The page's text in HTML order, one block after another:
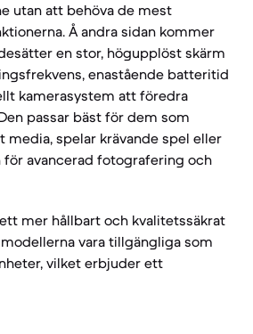
utan att behöva de mest
Å andra sidan kommer
en stor, högupplöst skärm
enastående batteritid
kamerasystem att föredra
passar bäst för dem som
media, spelar krävande spel eller
för avancerad fotografering och
mer hållbart och kvalitetssäkrat
vara tillgängliga som
vilket erbjuder ett